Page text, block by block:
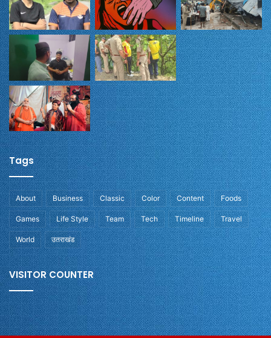
Tags
About Business Classic Color Content Foods
Games Life Style Team Tech Timeline Travel
World उतराखंड
VISITOR COUNTER